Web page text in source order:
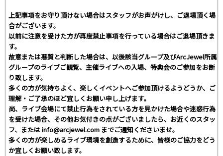
上記事項をお守り頂けない場合はスタッフがお声がけし、ご退場頂く場
合がございます。
以前に注意を受けた方が再度禁止事項を行っている場合はご退場頂きま
す。
故意または悪質と判断した場合は、以後該当グループ及びArcJewel所属
グループのライブご観覧、主催ライブへの入場、特典会のご参加をお断
り致します。
多くの方が気持ちよく、楽しくイベントへご参加頂けるようどうか、ご
理解・ご了承のほど宜しくお願い申し上げます。
尚、ライブ会場にて禁止行為をされている方を見かけた場合や迷惑行為
を受けた場合、その他お気付きの点がございましたら、お近くのスタッ
フ、または info@arcjewel.com までご通知くださいませ。
多くの方が楽しめるライブ環境を創造するために、皆様のご協力をどう
か宜しくお願い致します。